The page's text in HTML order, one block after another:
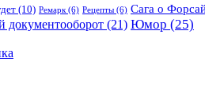
(10) Ремарк (6) Рецепты (6) Сага о
документооборот (21) Юмор (25)